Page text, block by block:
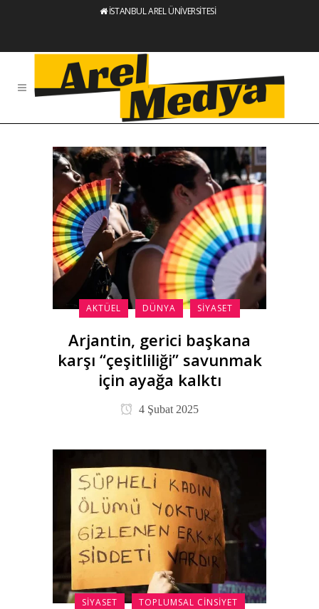
İSTANBUL AREL ÜNİVERSİTESİ
AKTÜEL DÜNYA SIYASET
Arjantin, gerici başkana
karşı “çeşitliliği” savunmak
için ayağa kalktı
4 Şubat 2025
SIYASET TOPLUMSAL CINSIYET